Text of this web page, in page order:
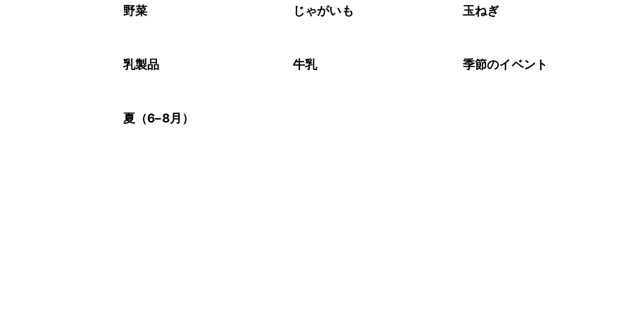
※日持ちは目安です。
野菜 じゃがいも 玉ねぎ
乳製品 牛乳 季節のイベント
夏（6–8月）